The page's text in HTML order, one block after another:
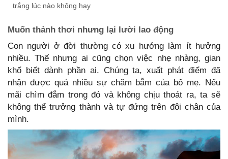
trắng lúc nào không hay
Muốn thảnh thơi nhưng lại lười lao động
Con người ở đời thường có xu hướng làm ít hưởng
nhiều. Thế nhưng ai cũng chọn việc nhẹ nhàng, gian
khổ biết dành phần ai. Chúng ta, xuất phát điểm đã
nhận được quá nhiều sự chăm bẵm của bố mẹ. Nếu
mãi chìm đắm trong đó và không chịu thoát ra, ta sẽ
không thể trưởng thành và tự đứng trên đôi chân của
mình.